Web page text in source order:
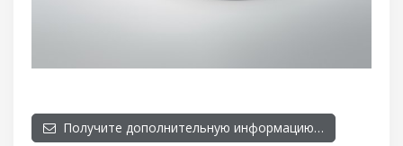
Получите дополнительную информацию…